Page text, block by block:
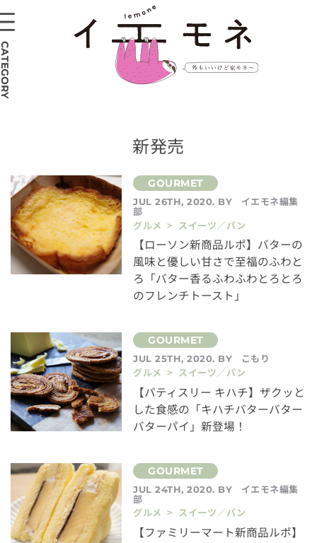
新発売
JUL 26TH, 2020. BY イエモネ編集
部
グルメ > スイーツ／パン
【ローソン新商品ルポ】バターの
風味と優しい甘さで至福のふわと
ろ「バター香るふわふわとろとろ
のフレンチトースト」
JUL 25TH, 2020. BY
こもり
グルメ > スイーツ／パン
【パティスリー キハチ】ザクッと
した食感の「キハチバターバター
バターパイ」新登場！
JUL 24TH, 2020. BY イエモネ編集
部
グルメ > スイーツ／パン
【ファミリーマート新商品ルポ】